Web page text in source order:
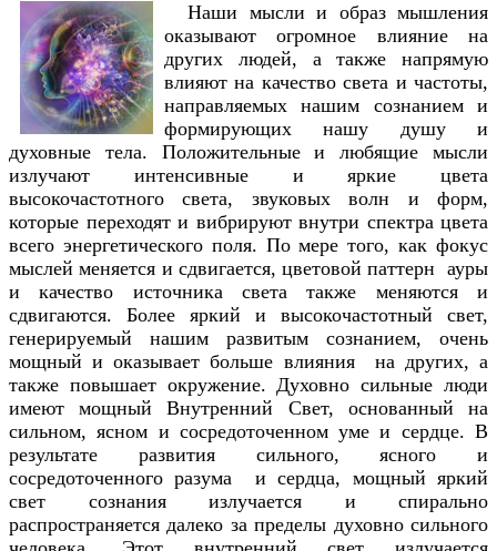
Наши мысли и образ мышления
оказывают огромное влияние на
других людей, а также напрямую
влияют на качество света и частоты,
направляемых нашим сознанием и
формирующих нашу душу и
духовные тела. Положительные и любящие мысли
излучают интенсивные и яркие цвета
высокочастотного света, звуковых волн и форм,
которые переходят и вибрируют внутри спектра цвета
всего энергетического поля. По мере того, как фокус
мыслей меняется и сдвигается, цветовой паттерн ауры
и качество источника света также меняются и
сдвигаются. Более яркий и высокочастотный свет,
генерируемый нашим развитым сознанием, очень
мощный и оказывает больше влияния на других, а
также повышает окружение. Духовно сильные люди
имеют мощный Внутренний Свет, основанный на
сильном, ясном и сосредоточенном уме и сердце. В
результате развития сильного, ясного и
сосредоточенного разума и сердца, мощный яркий
свет сознания излучается и спирально
распространяется далеко за пределы духовно сильного